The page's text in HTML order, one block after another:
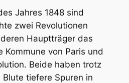
Jahres 1848 sind
zwei Revolutionen
Hauptträger das
Kommune von Paris und
Beide haben trotz
Blute tiefere Spuren in